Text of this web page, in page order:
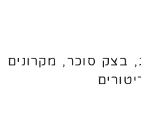
סוכר,